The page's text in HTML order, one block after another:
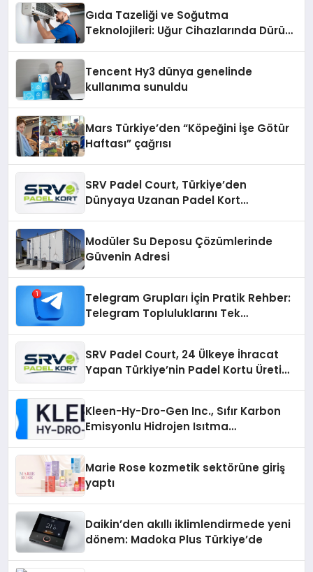
Gıda Tazeliği ve Soğutma
Teknolojileri: Uğur Cihazlarında Dürüst
Tencent Hy3 dünya genelinde
kullanıma sunuldu
Mars Türkiye’den “Köpeğini İşe Götür
Haftası” çağrısı
SRV Padel Court, Türkiye’den
Dünyaya Uzanan Padel Kort
Modüler Su Deposu Çözümlerinde
Güvenin Adresi
Telegram Grupları İçin Pratik Rehber:
Telegram Topluluklarını Tek
SRV Padel Court, 24 Ülkeye İhracat
Yapan Türkiye’nin Padel Kortu Üretim
Kleen-Hy-Dro-Gen Inc., Sıfır Karbon
Emisyonlu Hidrojen Isıtma
Marie Rose kozmetik sektörüne giriş
yaptı
Daikin’den akıllı iklimlendirmede yeni
dönem: Madoka Plus Türkiye’de